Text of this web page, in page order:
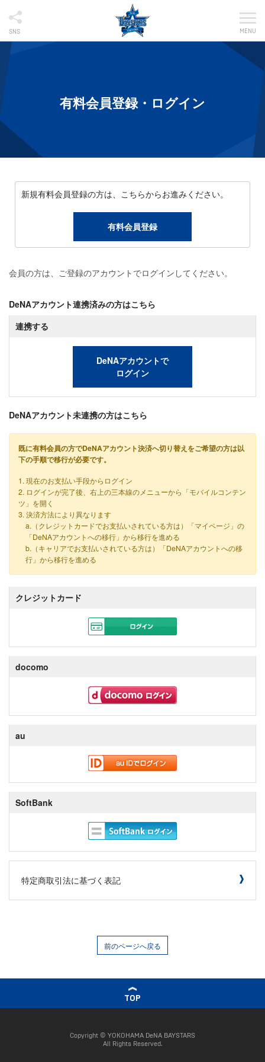
SNS MENU
有料会員登録・ログイン
新規有料会員登録の方は、こちらからお進みください。
有料会員登録
会員の方は、ご登録のアカウントでログインしてください。
DeNAアカウント連携済みの方はこちら
連携する
DeNAアカウントで
ログイン
DeNAアカウント未連携の方はこちら
既に有料会員の方でDeNAアカウント決済へ切り替えをご希望の方は以
下の手順で移行が必要です。
1. 現在のお支払い手段からログイン
2. ログインが完了後、右上の三本線のメニューから「モバイルコンテン
ツ」を開く
3. 決済方法により異なります
a.（クレジットカードでお支払いされている方は）「マイページ」の
「DeNAアカウントへの移行」から移行を進める
b.（キャリアでお支払いされている方は）「DeNAアカウントへの移
行」から移行を進める
クレジットカード
docomo
au
SoftBank
特定商取引法に基づく表記
前のページへ戻る
TOP
Copyright © YOKOHAMA DeNA BAYSTARS
All Rights Reserved.